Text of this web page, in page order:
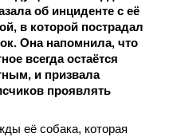
об инциденте с её
в которой пострадал
Она напомнила, что
всегда остаётся
и призвала
проявлять
её собака, которая